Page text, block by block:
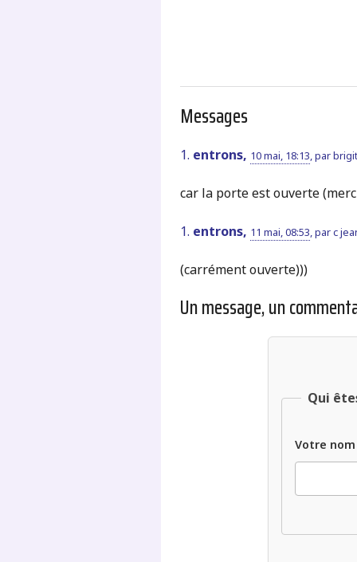
Messages
1. entrons, 10 mai, 18:13,par
car la porte est ouverte
1. entrons, 11 mai, 08:53,parc
(carrément ouverte)))
Un message, un
Qui
Votre nom